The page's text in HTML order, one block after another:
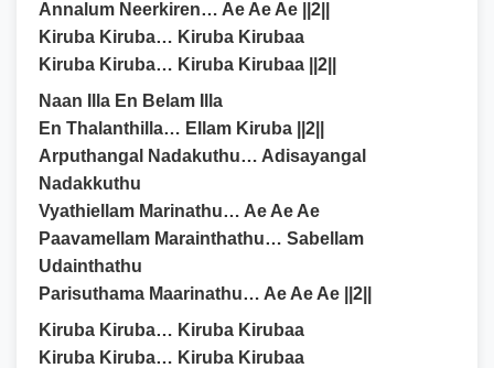
Annalum Neerkiren… Ae Ae Ae ||2||
Kiruba Kiruba… Kiruba Kirubaa
Kiruba Kiruba… Kiruba Kirubaa ||2||
Naan Illa En Belam Illa
En Thalanthilla… Ellam Kiruba ||2||
Arputhangal Nadakuthu… Adisayangal
Nadakkuthu
Vyathiellam Marinathu… Ae Ae Ae
Paavamellam Marainthathu… Sabellam
Udainthathu
Parisuthama Maarinathu… Ae Ae Ae ||2||
Kiruba Kiruba… Kiruba Kirubaa
Kiruba Kiruba… Kiruba Kirubaa